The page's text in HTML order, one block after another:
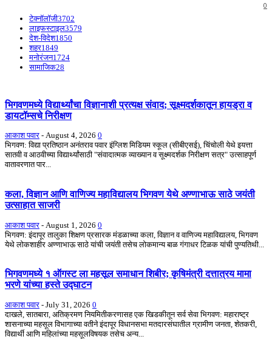
0
टेक्नॉलॉजी3702
लाइफस्टाइल3579
देश-विदेश1850
शहर1849
मनोरंजन1724
सामाजिक28
भिगवणमध्ये विद्यार्थ्यांचा विज्ञानाशी प्रत्यक्ष संवाद; सूक्ष्मदर्शकातून हायड्रा व
डायटॉम्सचे निरीक्षण
आकाश पवार - August 4, 2026 0
भिगवण: विद्या प्रतिष्ठान अनंतराव पवार इंग्लिश मिडियम स्कूल (सीबीएसई), चिंचोली येथे इयत्ता
सातवी व आठवीच्या विद्यार्थ्यांसाठी "संवादात्मक व्याख्यान व सूक्ष्मदर्शक निरीक्षण सत्र" उत्साहपूर्ण
वातावरणात पार...
कला, विज्ञान आणि वाणिज्य महाविद्यालय भिगवण येथे अण्णाभाऊ साठे जयंती
उत्साहात साजरी
आकाश पवार - August 1, 2026 0
भिगवण: इंदापूर तालुका शिक्षण प्रसारक मंडळाच्या कला, विज्ञान व वाणिज्य महाविद्यालय, भिगवण
येथे लोकशाहीर अण्णाभाऊ साठे यांची जयंती तसेच लोकमान्य बाळ गंगाधर टिळक यांची पुण्यतिथी...
भिगवणमध्ये १ ऑगस्ट ला महसूल समाधान शिबीर; कृषिमंत्री दत्तात्रय मामा
भरणे यांच्या हस्ते उद्घाटन
आकाश पवार - July 31, 2026 0
दाखले, सातबारा, अतिक्रमण नियमितीकरणासह एक खिडकीतून सर्व सेवा भिगवण: महाराष्ट्र
शासनाच्या महसूल विभागाच्या वतीने इंदापूर विधानसभा मतदारसंघातील ग्रामीण जनता, शेतकरी,
विद्यार्थी आणि महिलांच्या महसूलविषयक तसेच अन्य...